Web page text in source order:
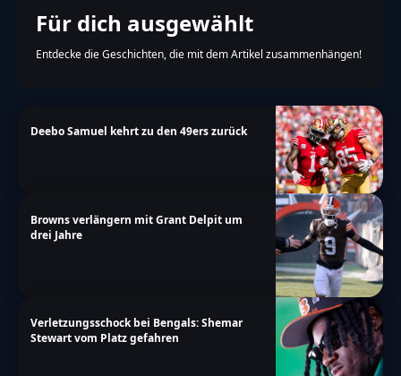
Für dich ausgewählt
Entdecke die Geschichten, die mit dem Artikel zusammenhängen!
Deebo Samuel kehrt zu den 49ers zurück
Browns verlängern mit Grant Delpit um
drei Jahre
Verletzungsschock bei Bengals: Shemar
Stewart vom Platz gefahren